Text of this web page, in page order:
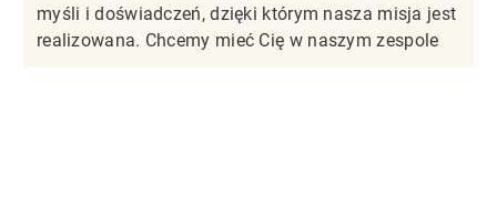
myśli i doświadczeń, dzięki którym nasza misja jest
realizowana. Chcemy mieć Cię w naszym zespole